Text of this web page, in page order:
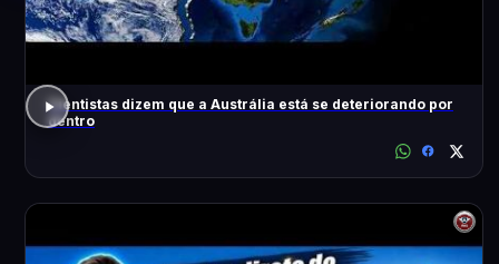
Cientistas dizem que a Austrália está se deteriorando por
dentro